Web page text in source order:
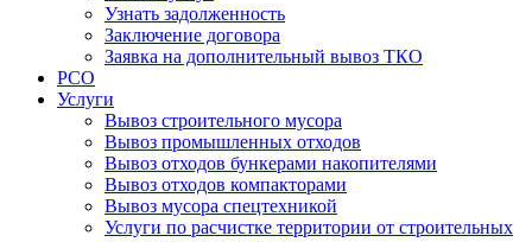
Узнать задолженность
Заключение договора
Заявка на дополнительный вывоз ТКО
РСО
Услуги
Вывоз строительного мусора
Вывоз промышленных отходов
Вывоз отходов бункерами накопителями
Вывоз отходов компакторами
Вывоз мусора спецтехникой
Услуги по расчистке территории от строительных